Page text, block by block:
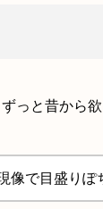
っと昔から
像で目盛りぽ